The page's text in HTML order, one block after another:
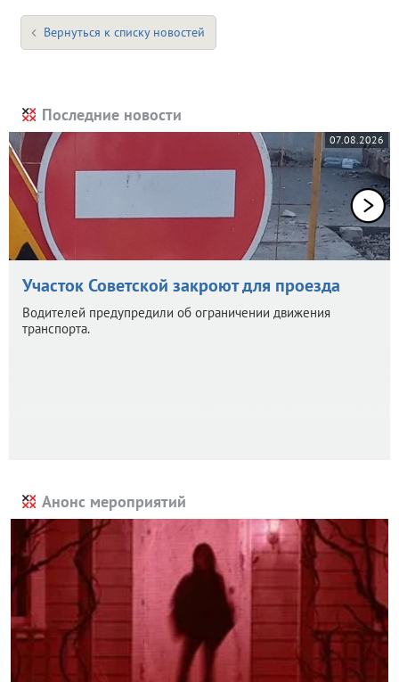
Вернуться к списку новостей
Последние новости
07.08.2026
Участок Советской закроют для проезда
Водителей предупредили об ограничении движения
транспорта.
Анонс мероприятий